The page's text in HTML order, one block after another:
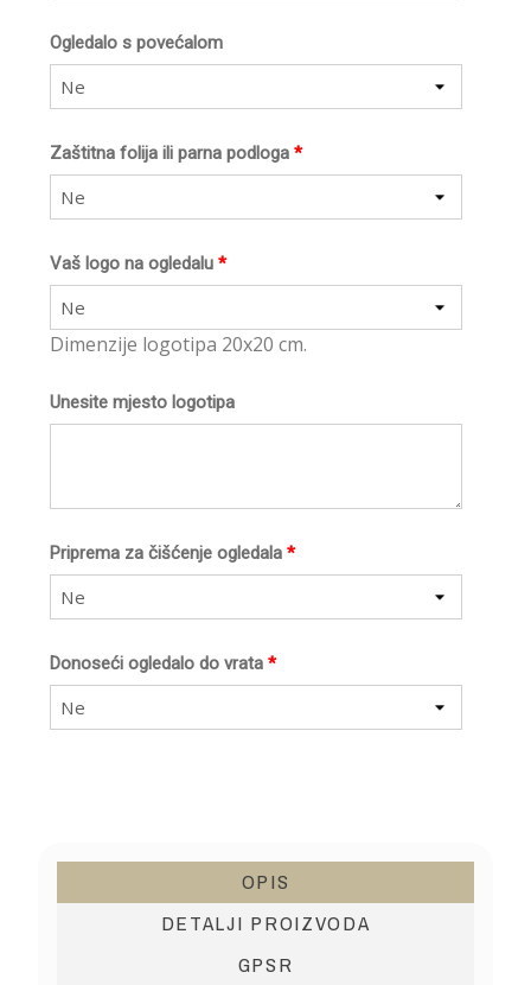
Ogledalo s povećalom
Ne
*
Zaštitna folija ili parna podloga
Ne
*
Vaš logo na ogledalu
Ne
Dimenzije logotipa 20x20 cm.
Unesite mjesto logotipa
*
Priprema za čišćenje ogledala
Ne
*
Donoseći ogledalo do vrata
Ne
OPIS
DETALJI PROIZVODA
GPSR